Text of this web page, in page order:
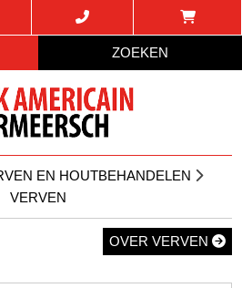
ZOEKEN
EN HOUTBEHANDELEN
VERVEN
OVER VERVEN